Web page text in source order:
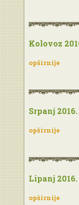
Kolovoz
opširnije
Srpanj 2016.
opširnije
Lipanj 2016.
opširnije